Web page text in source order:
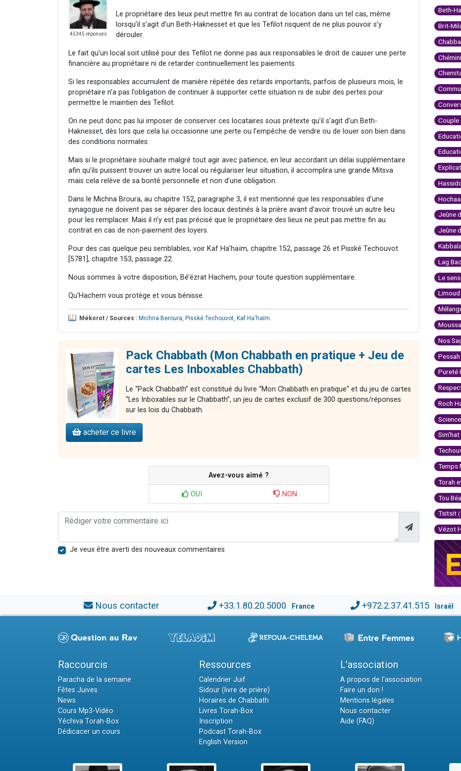
45345 réponses
Le propriétaire des lieux peut mettre fin au contrat de location dans un tel cas, même
lorsqu’il s’agit d’un Beth-Haknesset et que les Tefilot risquent de ne plus pouvoir s’y
dérouler.
Le fait qu’un local soit utilisé pour des Tefilot ne donne pas aux responsables le droit de causer une perte
financière au propriétaire ni de retarder continuellement les paiements.
Si les responsables accumulent de manière répétée des retards importants, parfois de plusieurs mois, le
propriétaire n’a pas l’obligation de continuer à supporter cette situation ni de subir des pertes pour
permettre le maintien des Tefilot.
On ne peut donc pas lui imposer de conserver ces locataires sous prétexte qu’il s’agit d’un Beth-
Haknesset, dès lors que cela lui occasionne une perte ou l’empêche de vendre ou de louer son bien dans
des conditions normales.
Mais si le propriétaire souhaite malgré tout agir avec patience, en leur accordant un délai supplémentaire
afin qu’ils puissent trouver un autre local ou régulariser leur situation, il accomplira une grande Mitsva
mais cela relève de sa bonté personnelle et non d’une obligation.
Dans le Michna Broura, au chapitre 152, paragraphe 3, il est mentionné que les responsables d’une
synagogue ne doivent pas se séparer des locaux destinés à la prière avant d’avoir trouvé un autre lieu
pour les remplacer. Mais il n’y est pas précisé que le propriétaire des lieux ne peut pas mettre fin au
contrat en cas de non-paiement des loyers.
Pour des cas quelque peu semblables, voir Kaf Ha'haïm, chapitre 152, passage 26 et Pisské Techouvot
[5781], chapitre 153, passage 22.
Nous sommes à votre disposition, Bé’ézrat Hachem, pour toute question supplémentaire.
Qu'Hachem vous protège et vous bénisse.
Mékorot / Sources : Michna Beroura Pisské Techouvot Kaf Ha'haïm
Pack Chabbath (Mon Chabbath en pratique + Jeu de
cartes Les Inboxables Chabbath)
Le “Pack Chabbath” est constitué du livre “Mon Chabbath en pratique“ et du jeu de cartes
“Les Inboxables sur le Chabbath”, un jeu de cartes exclusif de 300 questions/réponses
sur les lois du Chabbath.
acheter ce livre
Avez-vous aimé ?
OUI NON
Je veux être averti des nouveaux commentaires
Beth-
Brit-
Couple
Jeûne
Jeûne
Kabbala
Lag
Le
Limoud
Nos
Pessah
Pureté
Roch
Sim'hat
Temps
Torah
Tou
Tsitsit
Vézot
Nous contacter +33.1.80.20.5000 France +972.2.37.41.515 Israël
Raccourcis
Paracha de la semaine
Fêtes Juives
News
Cours Mp3-Vidéo
Yéchiva Torah-Box
Dédicacer un cours
Ressources
Calendrier Juif
Sidour (livre de prière)
Horaires de Chabbath
Livres Torah-Box
Inscription
Podcast Torah-Box
English Version
L'association
A propos de l'association
Faire un don !
Mentions légales
Nous contacter
Aide (FAQ)